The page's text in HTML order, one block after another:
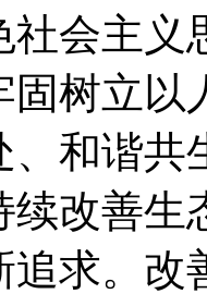
社会主
固树立以
、和谐共
续改善
追求。